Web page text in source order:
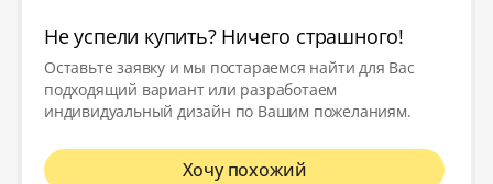
Не успели купить? Ничего страшного!
Оставьте заявку и мы постараемся найти для Вас
подходящий вариант или разработаем
индивидуальный дизайн по Вашим пожеланиям.
Хочу похожий